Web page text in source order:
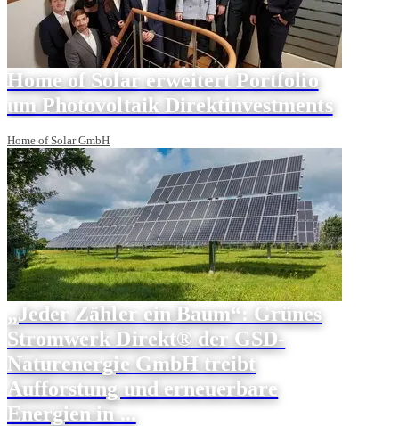
Home of Solar erweitert Portfolio
um Photovoltaik Direktinvestments
Home of Solar GmbH
„Jeder Zähler ein Baum“: Grünes
Stromwerk Direkt® der GSD-
Naturenergie GmbH treibt
Aufforstung und erneuerbare
Energien in ...